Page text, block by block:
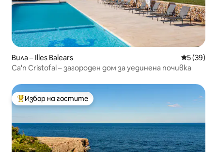
Вила – Illes Balears Средна
5 (39)
Ca'n Cristofal – загороден дом за уединена почивка
Най-популярен избор на гостите
Избор на гостите